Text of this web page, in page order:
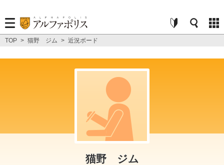
TOP > 猫野 ジム > 近況ボード
猫野 ジム